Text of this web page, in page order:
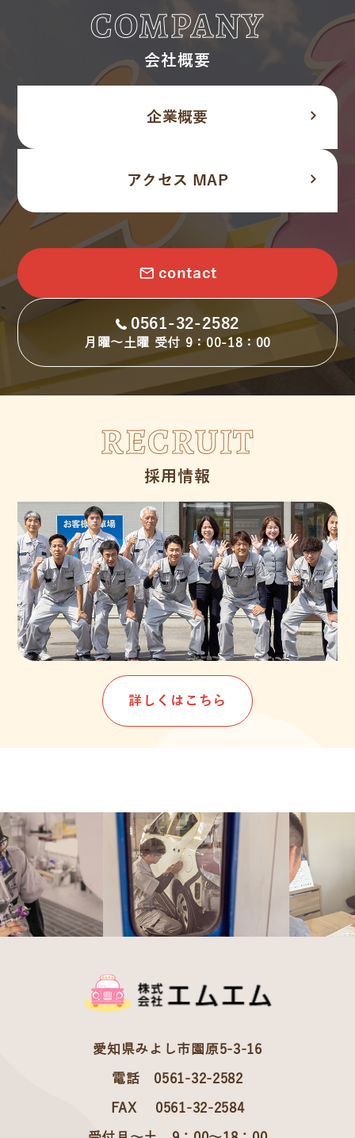
COMPANY
会社概要
企業概要 navigate_next
アクセス MAP navigate_next
0561-32-2582
月曜～土曜 受付 9：00-18：00
email contact
RECRUIT
採用情報
詳しくはこちら
愛知県みよし市園原5-3-16
電話 0561-32-2582
FAX 0561-32-2584